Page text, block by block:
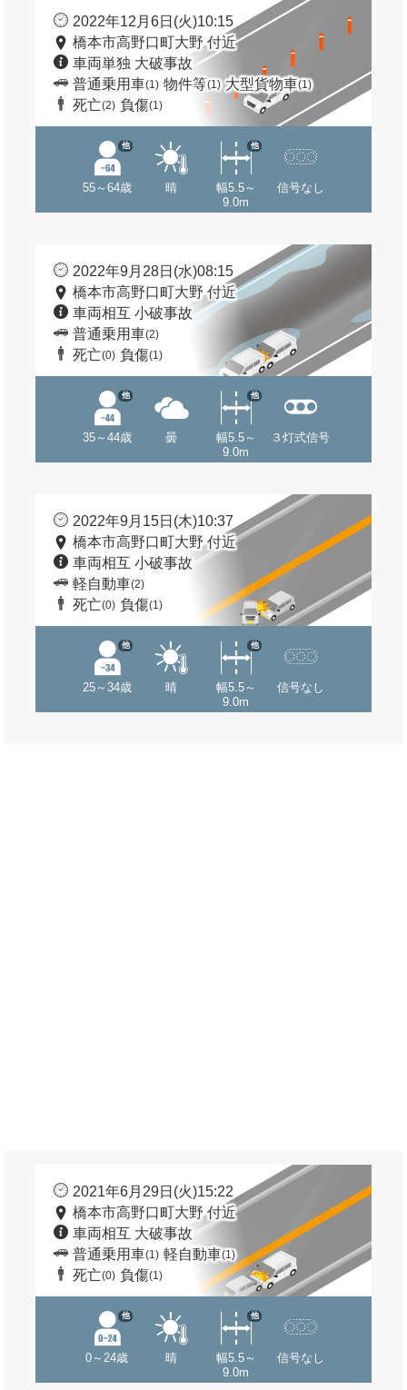
2022年12月6日(火)10:15
橋本市高野口町大野 付近
車両単独 大破事故
普通乗用車(1) 物件等(1) 大型貨物車(1)
死亡(2) 負傷(1)
55～64歳
他
晴
幅5.5～
9.0m
他
信号なし
2022年9月28日(水)08:15
橋本市高野口町大野 付近
車両相互 小破事故
普通乗用車(2)
死亡(0) 負傷(1)
35～44歳
他
曇
幅5.5～
9.0m
他
３灯式信号
2022年9月15日(木)10:37
橋本市高野口町大野 付近
車両相互 小破事故
軽自動車(2)
死亡(0) 負傷(1)
25～34歳
他
晴
幅5.5～
9.0m
他
信号なし
2021年6月29日(火)15:22
橋本市高野口町大野 付近
車両相互 大破事故
普通乗用車(1) 軽自動車(1)
死亡(0) 負傷(1)
0～24歳
他
晴
幅5.5～
9.0m
他
信号なし